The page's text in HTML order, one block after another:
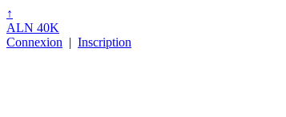
↑
ALN 40K
Connexion | Inscription